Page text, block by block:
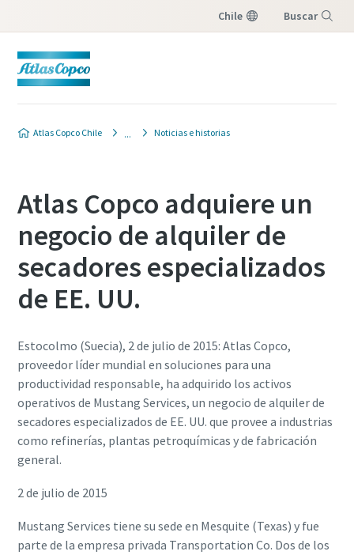
Chile Buscar
Atlas Copco Chile Noticias e historias
Atlas Copco adquiere un
negocio de alquiler de
secadores especializados
de EE. UU.
Estocolmo (Suecia), 2 de julio de 2015: Atlas Copco,
proveedor líder mundial en soluciones para una
productividad responsable, ha adquirido los activos
operativos de Mustang Services, un negocio de alquiler de
secadores especializados de EE. UU. que provee a industrias
como refinerías, plantas petroquímicas y de fabricación
general.
2 de julio de 2015
Mustang Services tiene su sede en Mesquite (Texas) y fue
parte de la empresa privada Transportation Co. Dos de los